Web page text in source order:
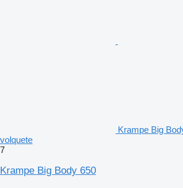
Krampe Big
volquete
7
Krampe Big Body 650